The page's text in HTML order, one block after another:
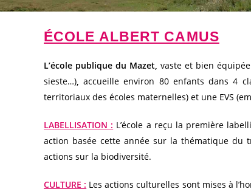
ÉCOLE ALBERT CAMUS
L’école publique du Mazet,vaste et bien
sieste…),accueille environ 80 enfants dans 4
territoriaux des écoles maternelles) et une EVS
LABELLISATION : L’école a reçu la première
action basée cette année sur la thématique du
actions sur la biodiversité.
CULTURE : Les actions culturelles sont mises à